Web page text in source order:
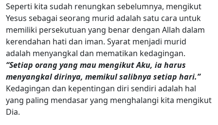
Seperti kita sudah renungkan sebelumnya, mengikut
Yesus sebagai seorang murid adalah satu cara untuk
memiliki persekutuan yang benar dengan Allah dalam
kerendahan hati dan iman. Syarat menjadi murid
adalah menyangkal dan mematikan kedagingan.
“Setiap orang yang mau mengikut Aku, ia harus
menyangkal dirinya, memikul salibnya setiap hari.”
Kedagingan dan kepentingan diri sendiri adalah hal
yang paling mendasar yang menghalangi kita mengikut
Dia.